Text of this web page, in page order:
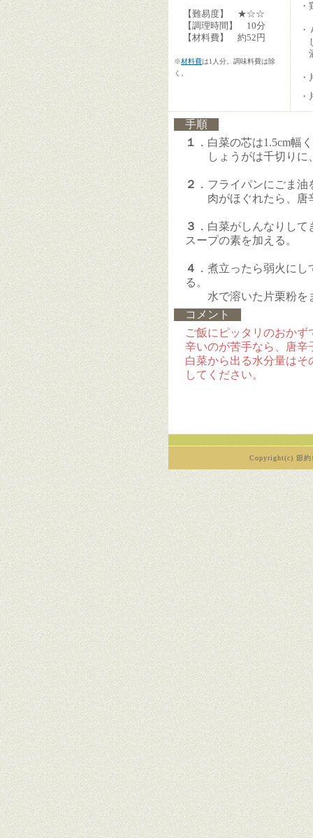
【難易度】 ★☆☆
【調理時間】 10分
【材料費】 約52円
※材料費は1人分。調味料費は除
く。
・
手順
１ ．白菜の芯は1.5cm幅
しょうがは千切りに
２ ．フライパンにごま
肉がほぐれたら、唐
３ ．白菜がしんなりし
スープの素を加える。
４ ．煮立ったら弱火に
る。
水で溶いた片栗粉を
コメント
ご飯にピッタリのおかず
辛いのが苦手なら、唐辛
白菜から出る水分量は
してください。
Copyright(c) 節